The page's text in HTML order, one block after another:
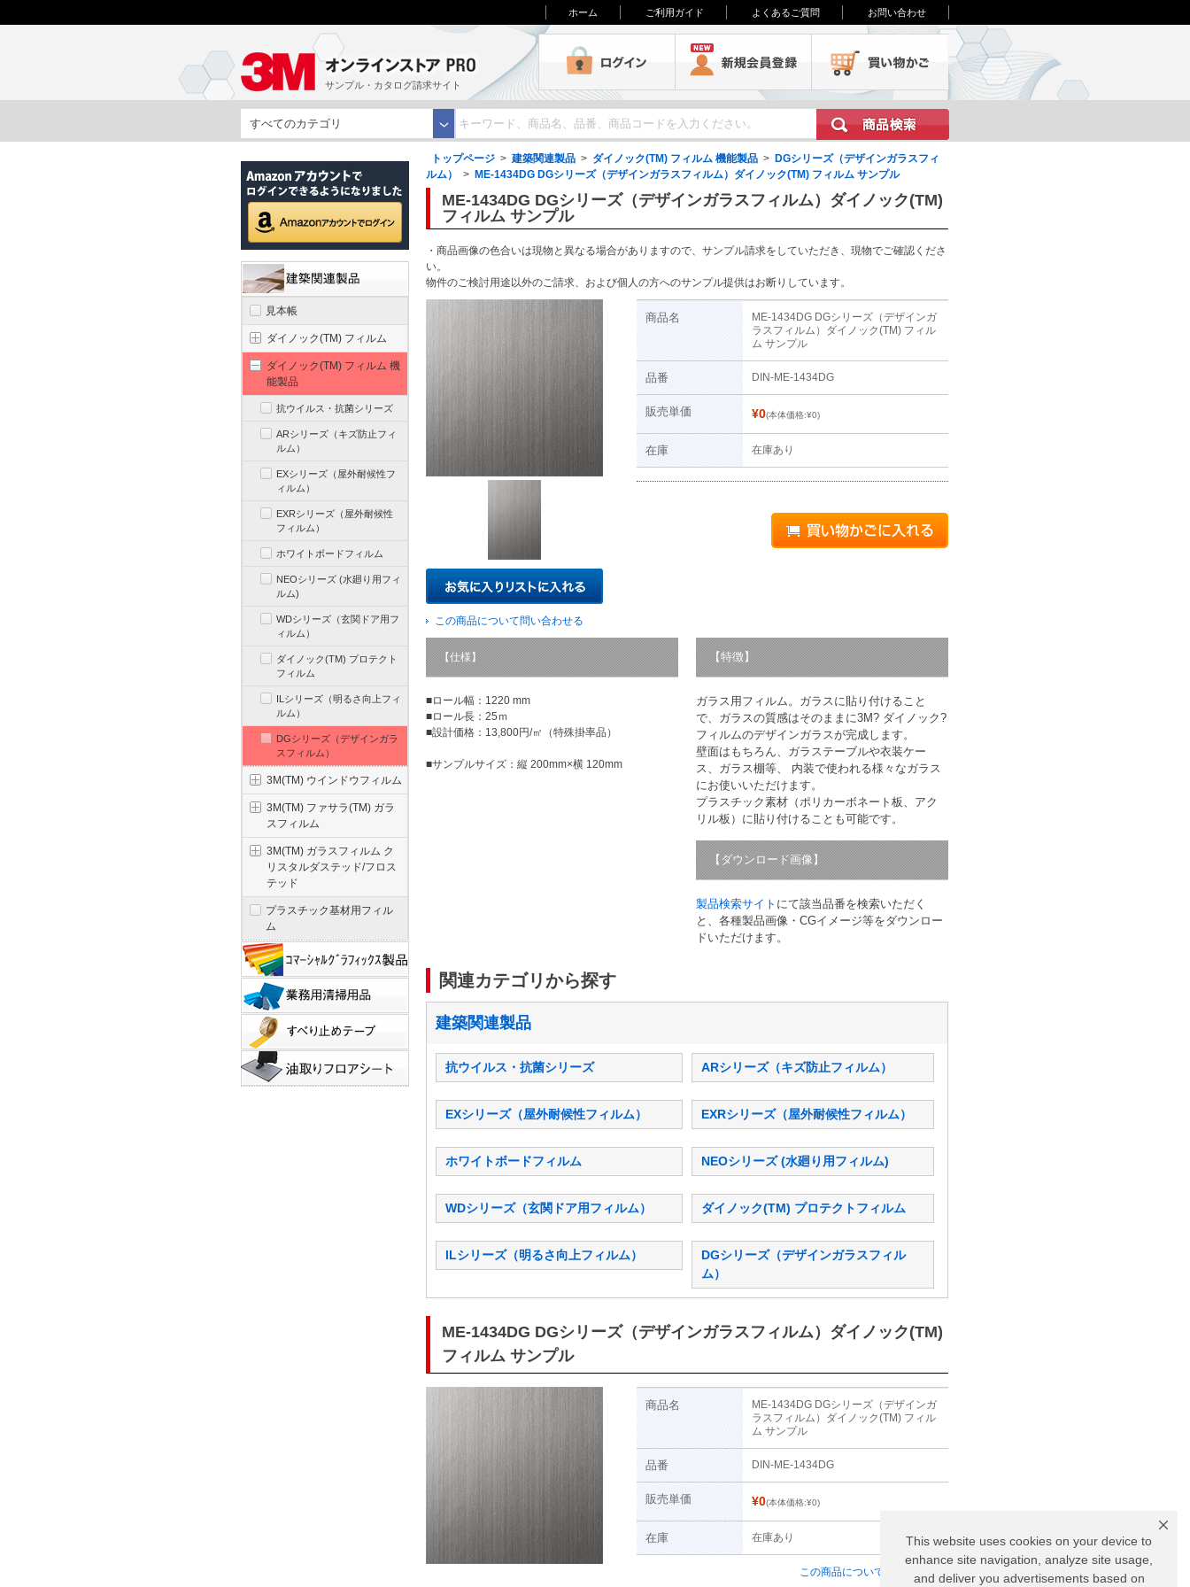
This website uses cookies on your device to
enhance site navigation, analyze site usage,
and deliver you advertisements based on
ホーム ご利用ガイド よくあるご質問 お問い合わせ
サンプル・カタログ請求サイト
買い物かご
すべてのカテゴリ
トップページ > 建築関連製品 > ダイノック(TM) フィルム 機能製品 > DGシリーズ（デザインガラスフィ
ルム）
> ME-1434DG DGシリーズ（デザインガラスフィルム）ダイノック(TM) フィルム サンプル
ME-1434DG DGシリーズ（デザインガラスフィルム）ダイノック(TM)
フィルム サンプル
・商品画像の色合いは現物と異なる場合がありますので、サンプル請求をしていただき、現物でご確認くださ
い。
物件のご検討用途以外のご請求、および個人の方へのサンプル提供はお断りしています。
この商品について問い合わせる
商品名
ME-1434DG DGシリーズ（デザインガ
ラスフィルム）ダイノック(TM) フィル
ム サンプル
品番 DIN-ME-1434DG
販売単価 ¥0(本体価格:¥0)
在庫 在庫あり
【仕様】
■ロール幅：1220 mm
■ロール長：25ｍ
■設計価格：13,800円/㎡（特殊掛率品）
■サンプルサイズ：縦 200mm×横 120mm
【特徴】
ガラス用フィルム。ガラスに貼り付けること
で、ガラスの質感はそのままに3M? ダイノック?
フィルムのデザインガラスが完成します。
壁面はもちろん、ガラステーブルや衣装ケー
ス、ガラス棚等、 内装で使われる様々なガラス
にお使いいただけます。
プラスチック素材（ポリカーボネート板、アク
リル板）に貼り付けることも可能です。
【ダウンロード画像】
製品検索サイト にて該当品番を検索いただく
と、各種製品画像・CGイメージ等をダウンロー
ドいただけます。
関連カテゴリから探す
建築関連製品
抗ウイルス・抗菌シリーズ ARシリーズ（キズ防止フィルム）
EXシリーズ（屋外耐候性フィルム） EXRシリーズ（屋外耐候性フィルム）
ホワイトボードフィルム NEOシリーズ (水廻り用フィルム)
WDシリーズ（玄関ドア用フィルム） ダイノック(TM) プロテクトフィルム
ILシリーズ（明るさ向上フィルム）
DGシリーズ（デザインガラスフィル
ム）
ME-1434DG DGシリーズ（デザインガラスフィルム）ダイノック(TM)
フィルム サンプル
商品名
ME-1434DG DGシリーズ（デザインガ
ラスフィルム）ダイノック(TM) フィル
ム サンプル
品番 DIN-ME-1434DG
販売単価 ¥0(本体価格:¥0)
在庫 在庫あり
この商品について問い合わせる
見本帳
ダイノック(TM) フィルム
ダイノック(TM) フィルム 機
能製品
抗ウイルス・抗菌シリーズ
ARシリーズ（キズ防止フィ
ルム）
EXシリーズ（屋外耐候性フ
ィルム）
EXRシリーズ（屋外耐候性
フィルム）
ホワイトボードフィルム
NEOシリーズ (水廻り用フィ
ルム)
WDシリーズ（玄関ドア用フ
ィルム）
ダイノック(TM) プロテクト
フィルム
ILシリーズ（明るさ向上フィ
ルム）
DGシリーズ（デザインガラ
スフィルム）
3M(TM) ウインドウフィルム
3M(TM) ファサラ(TM) ガラ
スフィルム
3M(TM) ガラスフィルム ク
リスタルダステッド/フロス
テッド
プラスチック基材用フィル
ム